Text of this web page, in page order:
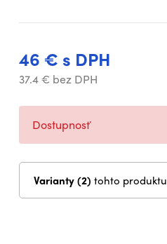
46 € s DPH
37.4 € bez DPH
Dostupnosť
Varianty (2) tohto produktu